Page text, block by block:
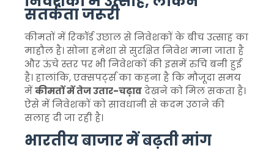
सतर्कता जरूरी
कीमतों में रिकॉर्ड उछाल से निवेशकों के बीच उत्साह का
माहौल है। सोना हमेशा से सुरक्षित निवेश माना जाता है
और ऊंचे स्तर पर भी निवेशकों की इसमें रुचि बनी हुई
है। हालांकि, एक्सपर्ट्स का कहना है कि मौजूदा समय
मेंकीमतों में तेज उतार-चढ़ावदेखने को मिल सकता है।
ऐसे में निवेशकों को सावधानी से कदम उठाने की
सलाह दी जा रही है।
भारतीय बाजार में बढ़ती मांग